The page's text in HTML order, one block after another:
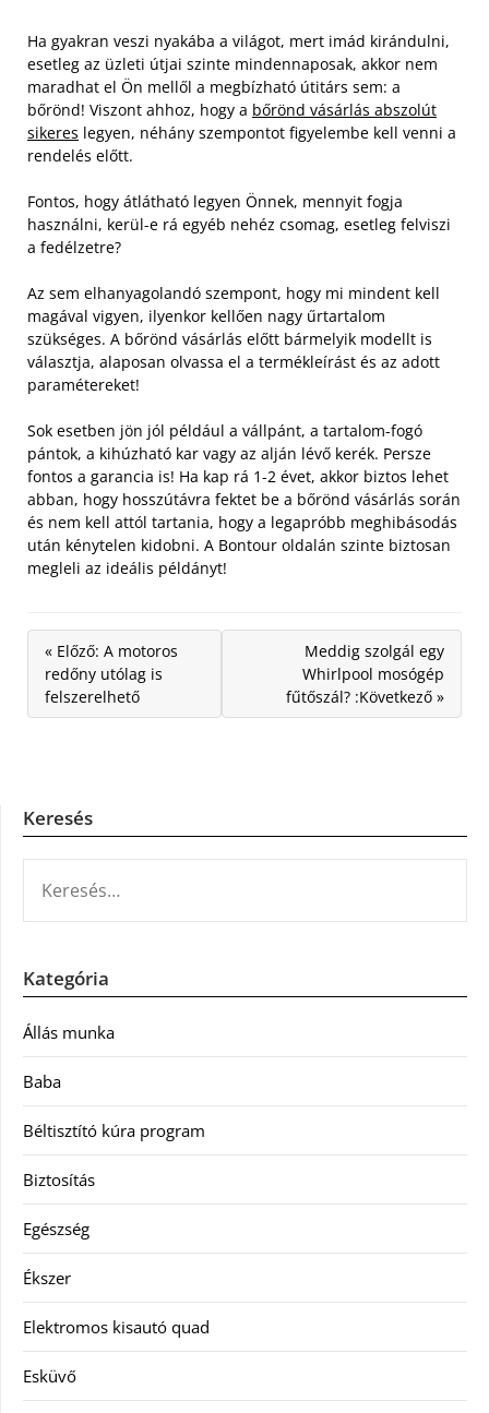
Ha gyakran veszi nyakába a világot, mert imád kirándulni,
esetleg az üzleti útjai szinte mindennaposak, akkor nem
maradhat el Ön mellől a megbízható útitárs sem: a
bőrönd! Viszont ahhoz, hogy a bőrönd vásárlás abszolút
sikeres legyen, néhány szempontot figyelembe kell venni a
rendelés előtt.
Fontos, hogy átlátható legyen Önnek, mennyit fogja
használni, kerül-e rá egyéb nehéz csomag, esetleg felviszi
a fedélzetre?
Az sem elhanyagolandó szempont, hogy mi mindent kell
magával vigyen, ilyenkor kellően nagy űrtartalom
szükséges. A bőrönd vásárlás előtt bármelyik modellt is
választja, alaposan olvassa el a termékleírást és az adott
paramétereket!
Sok esetben jön jól például a vállpánt, a tartalom-fogó
pántok, a kihúzható kar vagy az alján lévő kerék. Persze
fontos a garancia is! Ha kap rá 1-2 évet, akkor biztos lehet
abban, hogy hosszútávra fektet be a bőrönd vásárlás során
és nem kell attól tartania, hogy a legapróbb meghibásodás
után kénytelen kidobni. A Bontour oldalán szinte biztosan
megleli az ideális példányt!
« Előző: A motoros
redőny utólag is
felszerelhető
Meddig szolgál egy
Whirlpool mosógép
fűtőszál? :Következő »
Keresés
Kategória
Állás munka
Baba
Béltisztító kúra program
Biztosítás
Egészség
Ékszer
Elektromos kisautó quad
Esküvő